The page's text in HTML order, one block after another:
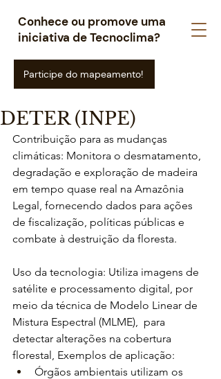
Conhece ou promove uma
iniciativa de Tecnoclima?
Participe do mapeamento!
DETER (INPE)
Contribuição para as mudanças
climáticas: Monitora o desmatamento,
degradação e exploração de madeira
em tempo quase real na Amazônia
Legal, fornecendo dados para ações
de fiscalização, políticas públicas e
combate à destruição da floresta.
Uso da tecnologia: Utiliza imagens de
satélite e processamento digital, por
meio da técnica de Modelo Linear de
Mistura Espectral (MLME),  para
detectar alterações na cobertura
florestal, Exemplos de aplicação:
Órgãos ambientais utilizam os